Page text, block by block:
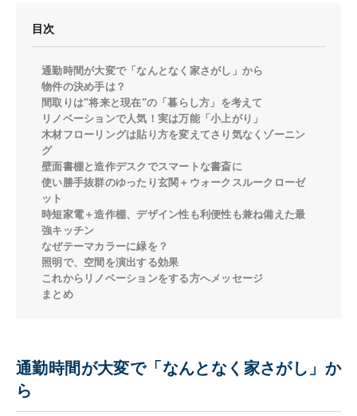
目次
通勤時間が大変で「なんとなく家さがし」から
物件の決め手は？
間取りは"将来と現在"の「暮らし方」を考えて
リノベーションで人気！実は万能「小上がり」
木材フローリングは貼り方を変えてさり気なくゾーニン
グ
壁面書棚と造作デスクでスマートな書斎に
使い勝手抜群のゆったり玄関＋ウォークスルークローゼ
ット
時短家電＋造作棚、デザイン性も利便性も兼ね備えた最
強キッチン
なぜテーマカラーに緑を？
照明で、空間を演出する効果
これからリノベーションをする方へメッセージ
まとめ
通勤時間が大変で「なんとなく家さがし」か
ら